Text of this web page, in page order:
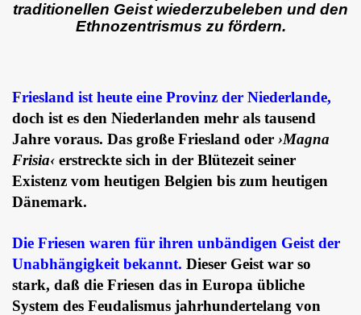
traditionellen Geist wiederzubeleben und den
Ethnozentrismus zu fördern.
Friesland ist heute eine Provinz der Niederlande,
doch ist es den Niederlanden mehr als tausend
Jahre voraus. Das große Friesland oder ›Magna
Frisia‹ erstreckte sich in der Blütezeit seiner
Existenz vom heutigen Belgien bis zum heutigen
Dänemark.
Die Friesen waren für ihren unbändigen Geist der
Unabhängigkeit bekannt. Dieser Geist war so
stark, daß die Friesen das in Europa übliche
System des Feudalismus jahrhundertelang von